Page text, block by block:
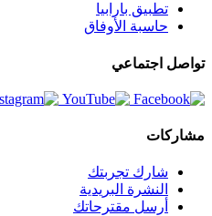
تطبيق بارابيا
حاسبة الأوفاق
تواصل اجتماعي
مشاركات
شارك تجربتك
النشرة البريدية
أرسل مقترحاتك